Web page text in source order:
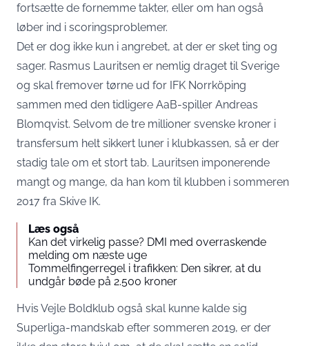
fortsætte de fornemme takter, eller om han også
løber ind i scoringsproblemer.
Det er dog ikke kun i angrebet, at der er sket ting og
sager. Rasmus Lauritsen er nemlig draget til Sverige
og skal fremover tørne ud for IFK Norrköping
sammen med den tidligere AaB-spiller Andreas
Blomqvist. Selvom de tre millioner svenske kroner i
transfersum helt sikkert luner i klubkassen, så er der
stadig tale om et stort tab. Lauritsen imponerende
mangt og mange, da han kom til klubben i sommeren
2017 fra Skive IK.
Læs også
Kan det virkelig passe? DMI med overraskende
melding om næste uge
Tommelfingerregel i trafikken: Den sikrer, at du
undgår bøde på 2.500 kroner
Hvis Vejle Boldklub også skal kunne kalde sig
Superliga-mandskab efter sommeren 2019, er der